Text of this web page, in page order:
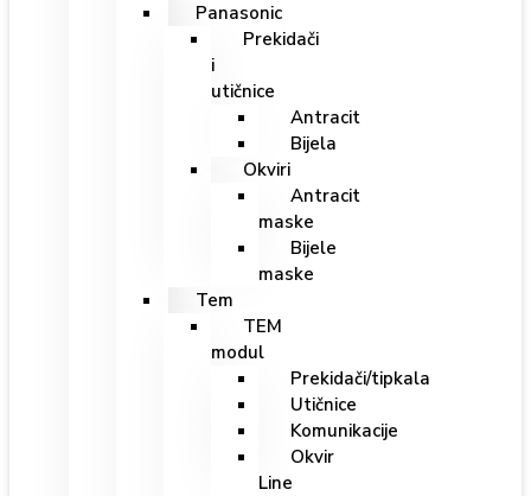
Panasonic
Prekidači
i
utičnice
Antracit
Bijela
Okviri
Antracit
maske
Bijele
maske
Tem
TEM
modul
Prekidači/tipkala
Utičnice
Komunikacije
Okvir
Line